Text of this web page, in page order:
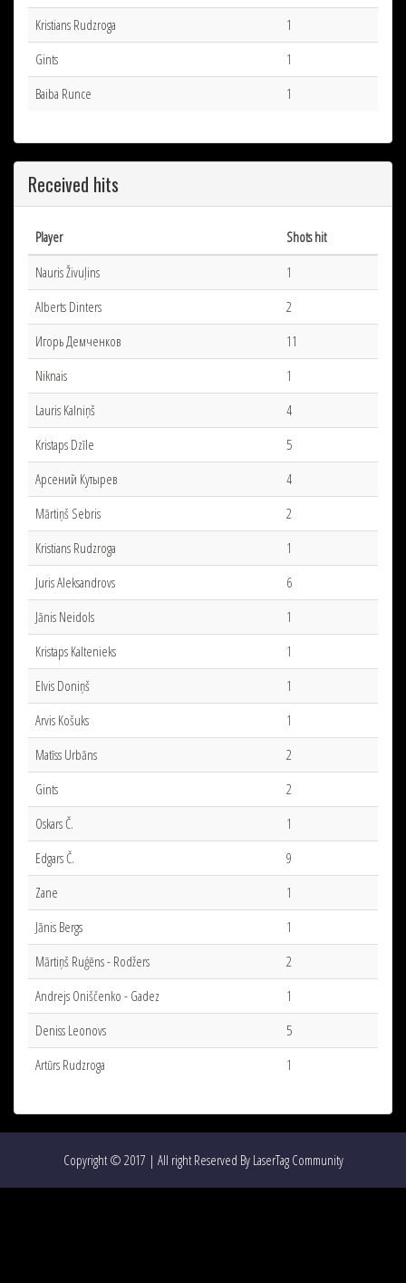
Kristians Rudzroga
1
Gints
1
Baiba Runce
1
Received hits
Player
Shots hit
Nauris Živuļins
1
Alberts Dinters
2
Игорь Демченков
11
Niknais
1
Lauris Kalniņš
4
Kristaps Dzīle
5
Арсений Кутырев
4
Mārtiņš Sebris
2
Kristians Rudzroga
1
Juris Aleksandrovs
6
Jānis Neidols
1
Kristaps Kaltenieks
1
Elvis Doniņš
1
Arvis Košuks
1
Matīss Urbāns
2
Gints
2
Oskars Č.
1
Edgars Č.
9
Zane
1
Jānis Bergs
1
Mārtiņš Ruģēns - Rodžers
2
Andrejs Oniščenko - Gadez
1
Deniss Leonovs
5
Artūrs Rudzroga
1
Copyright © 2017 | All right Reserved By LaserTag Community